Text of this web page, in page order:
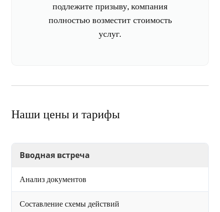
подлежите призыву, компания
полностью возместит стоимость
услуг.
Наши цены и тарифы
Вводная встреча
Анализ документов
Составление схемы действий